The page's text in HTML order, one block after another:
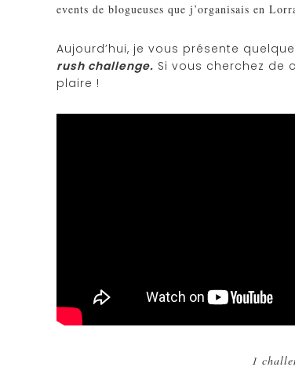
events de blogueuses que j’organisais en
Aujourd’hui, je vous présente
rush challenge. Si vous cherchez de
plaire !
1